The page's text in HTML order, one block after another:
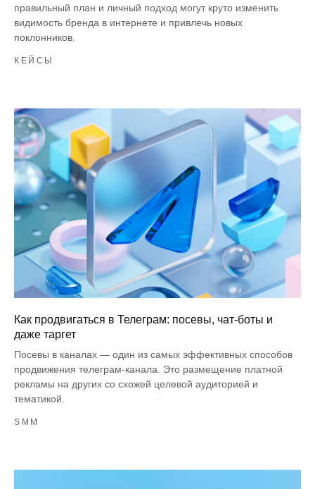
правильный план и личный подход могут круто изменить
видимость бренда в интернете и привлечь новых
поклонников.
КЕЙСЫ
Как продвигаться в Телеграм: посевы, чат-боты и
даже таргет
Посевы в каналах — один из самых эффективных способов
продвижения телеграм-канала. Это размещение платной
рекламы на других со схожей целевой аудиторией и
тематикой.
SMM